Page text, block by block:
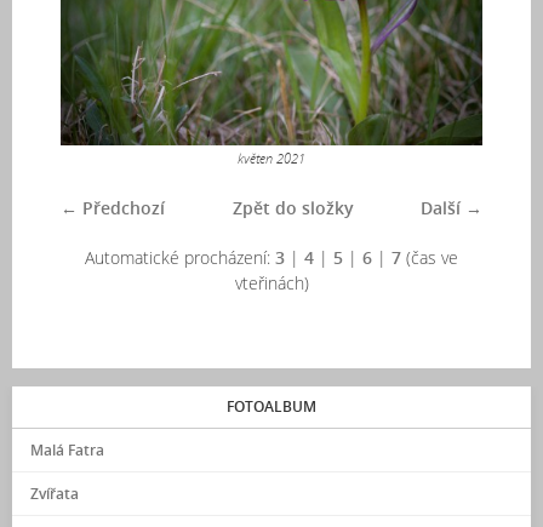
květen 2021
← Předchozí Další →
Zpět do složky
Automatické procházení: 3 | 4 | 5 | 6 | 7 (čas ve
vteřinách)
FOTOALBUM
Malá Fatra
Zvířata